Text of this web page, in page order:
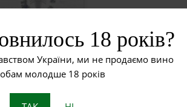
18 років?
України, ми не продаємо вино
молодше 18 років